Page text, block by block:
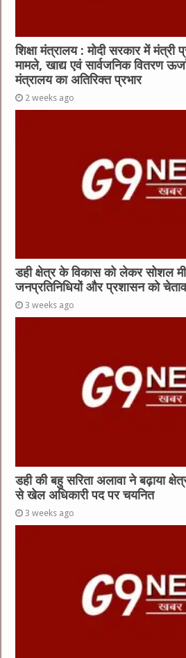
शिक्षा मंत्रालय : मोदी सरकार में मंत्री
मामले, खाद्य एवं सार्वजनिक वितरण
मंत्रालय का अतिरिक्त प्रभार
2 weeks ago
डही क्षेत्र के विकास को लेकर सोशल
जनप्रतिनिधियों और प्रशासन को
3 weeks ago
डही की बहु सरिता अलावा ने बढ़ाया
से खेल अधिकारी पद पर चयनित
3 weeks ago